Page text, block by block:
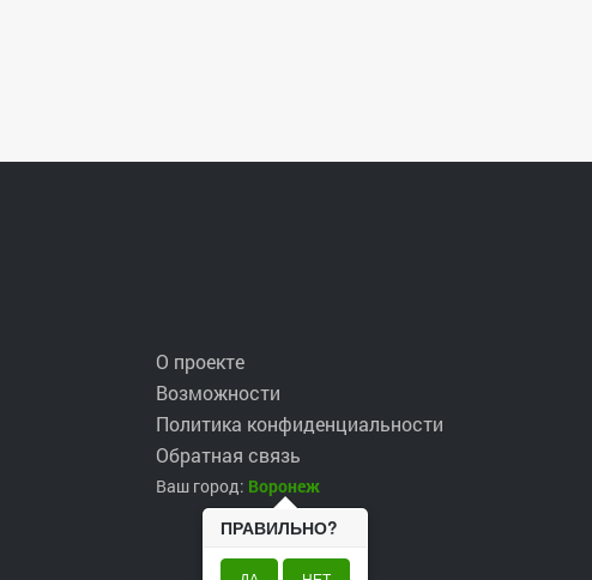
О проекте
Возможности
Политика конфиденциальности
Обратная связь
Ваш город: Воронеж
ПРАВИЛЬНО?